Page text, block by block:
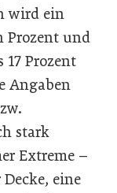
wird ein
Prozent und
Prozent
Angaben
stark
Extreme –
eine